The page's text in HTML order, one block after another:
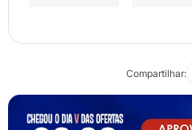
Compartilhar